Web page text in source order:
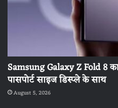
Samsung Galaxy Z Fold 8
पासपोर्ट साइज डिस्प्ले के साथ
August 5, 2026